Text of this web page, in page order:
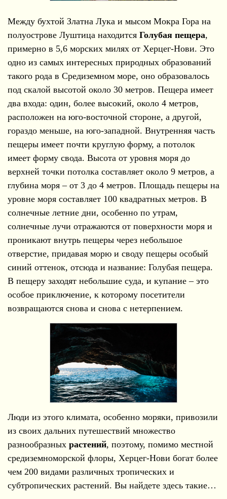
Между бухтой Златна Лука и мысом Мокра Гора на
полуострове Луштица находится Голубая пещера,
примерно в 5,6 морских милях от Херцег-Нови. Это
одно из самых интересных природных образований
такого рода в Средиземном море, оно образовалось
под скалой высотой около 30 метров. Пещера имеет
два входа: один, более высокий, около 4 метров,
расположен на юго-восточной стороне, а другой,
гораздо меньше, на юго-западной. Внутренняя часть
пещеры имеет почти круглую форму, а потолок
имеет форму свода. Высота от уровня моря до
верхней точки потолка составляет около 9 метров, а
глубина моря – от 3 до 4 метров. Площадь пещеры на
уровне моря составляет 100 квадратных метров. В
солнечные летние дни, особенно по утрам,
солнечные лучи отражаются от поверхности моря и
проникают внутрь пещеры через небольшое
отверстие, придавая морю и своду пещеры особый
синий оттенок, отсюда и название: Голубая пещера.
В пещеру заходят небольшие суда, и купание – это
особое приключение, к которому посетители
возвращаются снова и снова с нетерпением.
Люди из этого климата, особенно моряки, привозили
из своих дальних путешествий множество
разнообразных растений, поэтому, помимо местной
средиземноморской флоры, Херцег-Нови богат более
чем 200 видами различных тропических и
субтропических растений. Вы найдете здесь такие…